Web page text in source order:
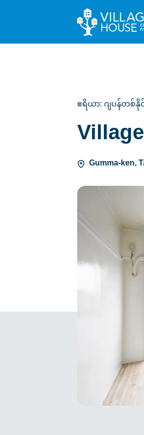
ဧရိယာ:ဂျပန်တစ်
Gumma-ken,